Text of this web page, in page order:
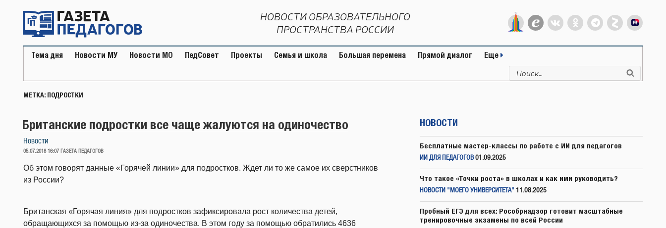
содержимому
НОВОСТИ ОБРАЗОВАТЕЛЬНОГО
ПРОСТРАНСТВА РОССИИ
Тема дня Новости МУ Новости МО ПедСовет Проекты Семья и школа Большая перемена Прямой диалог Еще
Искать:
МЕТКА: ПОДРОСТКИ
Британские подростки все чаще жалуются на одиночество
Новости
ОПУБЛИКОВАНО
05.07.2018 16:07 ГАЗЕТА ПЕДАГОГОВ
Об этом говорят данные «Горячей линии» для подростков. Ждет ли то же самое их сверстников
из России?
Британская «Горячая линия» для подростков зафиксировала рост количества детей,
обращающихся за помощью из-за одиночества. В этом году за помощью обратились 4636
НОВОСТИ
Бесплатные мастер-классы по работе с ИИ для педагогов
ИИ ДЛЯ ПЕДАГОГОВ 01.09.2025
Что такое «Точки роста» в школах и как ими руководить?
НОВОСТИ "МОЕГО УНИВЕРСИТЕТА" 11.08.2025
Пробный ЕГЭ для всех: Рособрнадзор готовит масштабные
тренировочные экзамены по всей России